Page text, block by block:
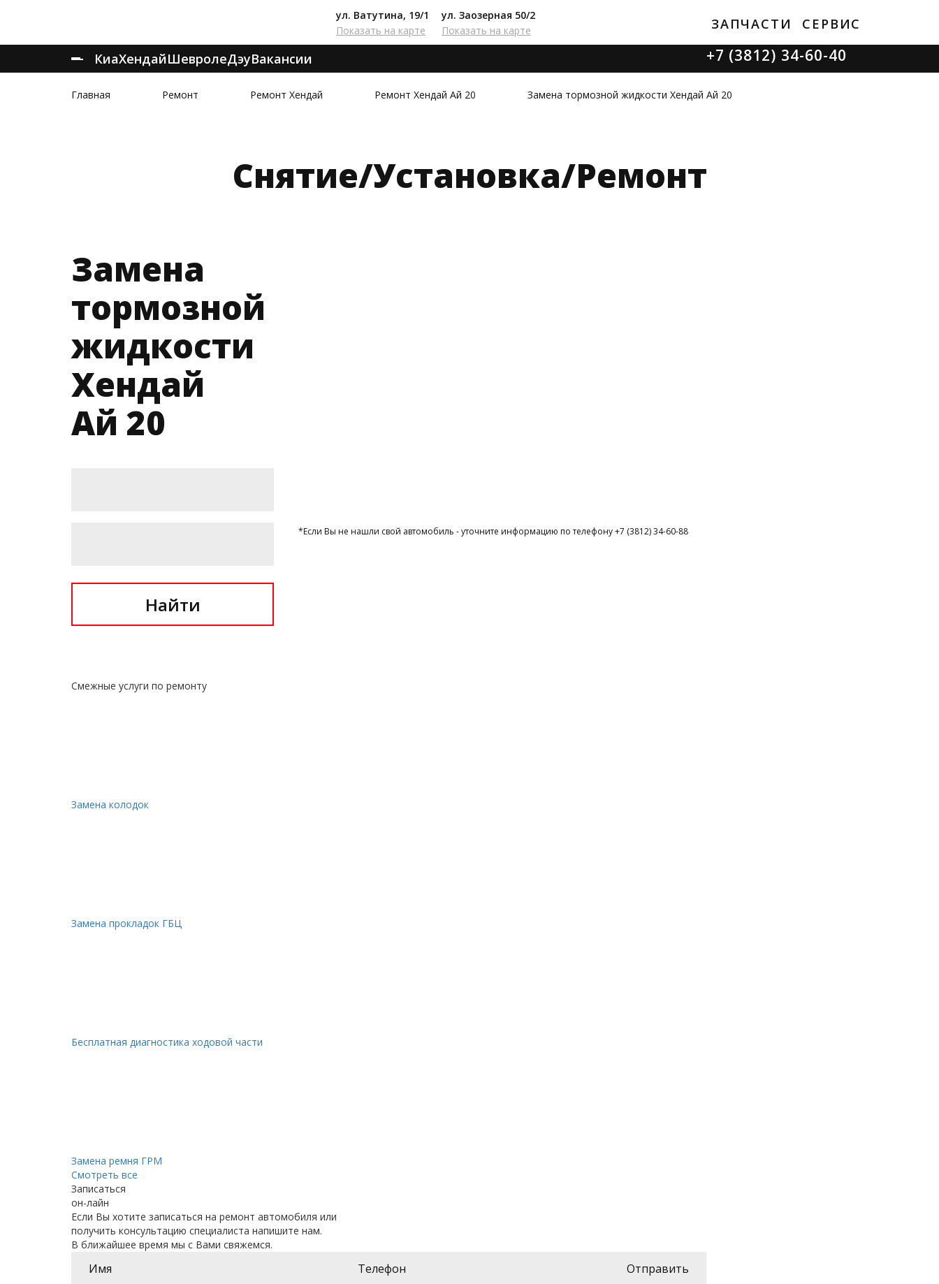
ул. Ватутина, 19/1
Показать на карте
ул. Заозерная 50/2
Показать на карте
ЗАПЧАСТИ СЕРВИС
КиаХендайШевролеДэуВакансии +7 (3812) 34-60-40
Главная Ремонт Ремонт Хендай Ремонт Хендай Ай 20 Замена тормозной жидкости Хендай Ай 20
Снятие/Установка/Ремонт
Замена
тормозной
жидкости
Хендай
Ай 20
Найти
*Если Вы не нашли свой автомобиль - уточните информацию по телефону +7 (3812) 34-60-88
Смежные услуги по ремонту
Замена колодок
Замена прокладок ГБЦ
Бесплатная диагностика ходовой части
Замена ремня ГРМ
Смотреть все
Записаться
он-лайн
Если Вы хотите записаться на ремонт автомобиля или
получить консультацию специалиста напишите нам.
В ближайшее время мы с Вами свяжемся.